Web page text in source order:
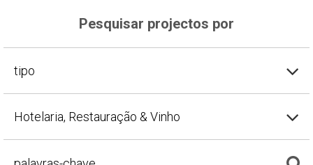
Pesquisar projectos por
tipo
Hotelaria, Restauração & Vinho